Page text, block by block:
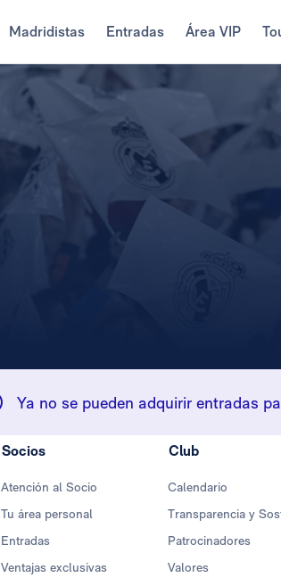
Madridistas Entradas Área VIP
Ya no se pueden adquirir entradas
Socios
Atención al Socio
Tu área personal
Entradas
Ventajas exclusivas
Club
Calendario
Transparencia y
Patrocinadores
Valores